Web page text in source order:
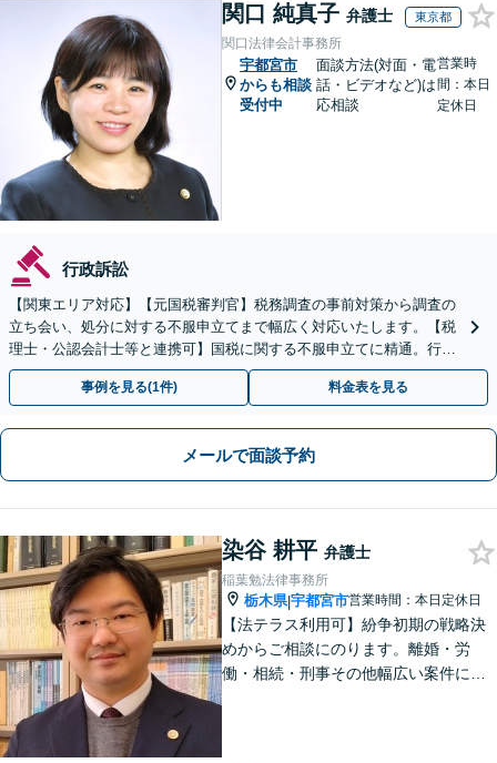
関口 純真子 弁護士 東京都
関口法律会計事務所
宇都宮市
からも相談
受付中
面談方法(対面・電
話・ビデオなど)は
応相談
営業時
間：本日
定休日
行政訴訟
【関東エリア対応】【元国税審判官】税務調査の事前対策から調査の
立ち会い、処分に対する不服申立てまで幅広く対応いたします。【税
理士・公認会計士等と連携可】国税に関する不服申立てに精通。行政
側の知見を活かしたサポートいたします
事例を見る(1件) 料金表を見る
メールで面談予約
染谷 耕平 弁護士
稲葉勉法律事務所
栃木県|宇都宮市営業時間：本日定休日
【法テラス利用可】紛争初期の戦略決
めからご相談にのります。離婚・労
働・相続・刑事その他幅広い案件につ